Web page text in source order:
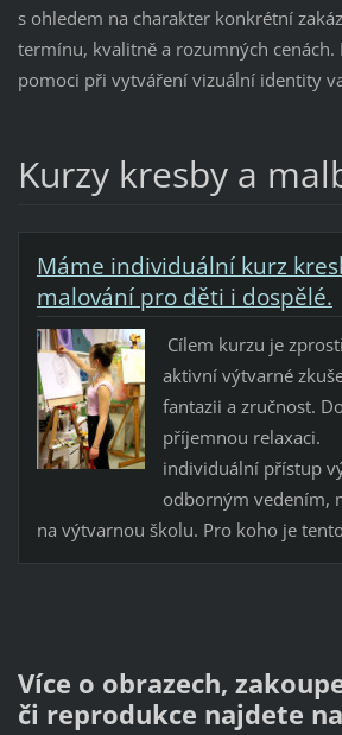
s ohledem na charakter konkrétní
termínu, kvalitně a rozumných cenách.
pomoci při vytváření vizuální identity
Kurzy kresby a
Máme individuální kurz
malování pro děti i dospělé.
Cílem kurzu je
aktivní výtvarné
fantazii a zručnost.
příjemnou relaxaci.
individuální přístup
odborným vedením,
na výtvarnou školu. Pro koho je
Více o obrazech,
či reprodukce najdete na